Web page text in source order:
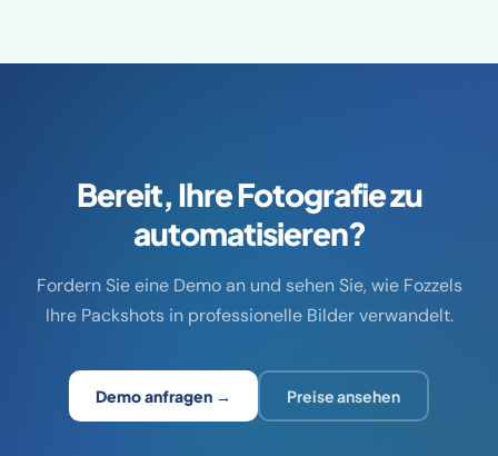
Bereit, Ihre Fotografie zu
automatisieren?
Fordern Sie eine Demo an und sehen Sie, wie Fozzels
Ihre Packshots in professionelle Bilder verwandelt.
Demo anfragen → Preise ansehen